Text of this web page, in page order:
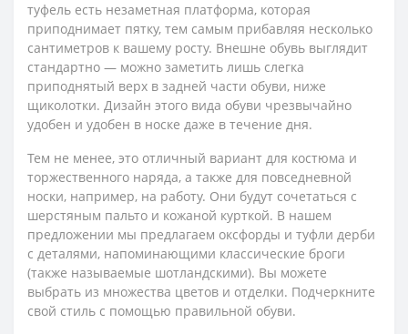
туфель есть незаметная платформа, которая
приподнимает пятку, тем самым прибавляя несколько
сантиметров к вашему росту. Внешне обувь выглядит
стандартно — можно заметить лишь слегка
приподнятый верх в задней части обуви, ниже
щиколотки. Дизайн этого вида обуви чрезвычайно
удобен и удобен в носке даже в течение дня.
Тем не менее, это отличный вариант для костюма и
торжественного наряда, а также для повседневной
носки, например, на работу. Они будут сочетаться с
шерстяным пальто и кожаной курткой. В нашем
предложении мы предлагаем оксфорды и туфли дерби
с деталями, напоминающими классические броги
(также называемые шотландскими). Вы можете
выбрать из множества цветов и отделки. Подчеркните
свой стиль с помощью правильной обуви.